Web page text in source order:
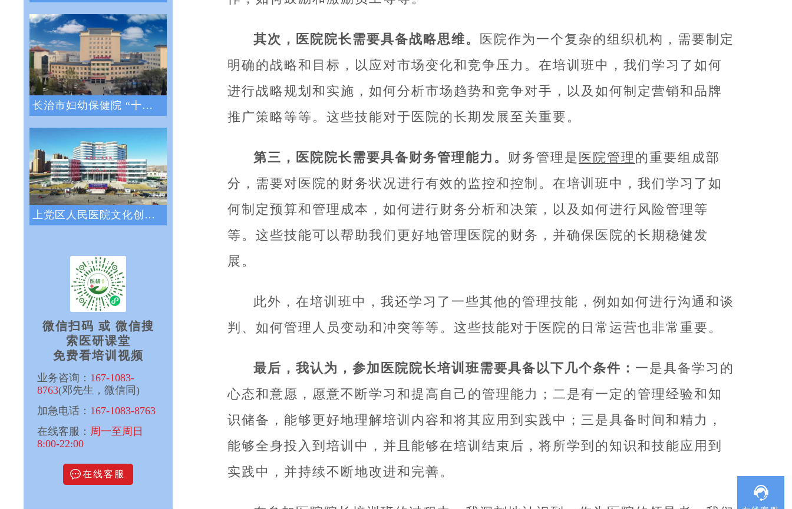
长治市妇幼保健院 “十四五”医院战略与绩
上党区人民医院文化创新咨询项目正式启动
微信扫码 或 微信搜
索医研课堂
免费看培训视频
业务咨询： 167-1083-
8763(邓先生，微信同)
加急电话： 167-1083-8763
在线客服： 周一至周日
8:00-22:00
在线客服
其次，医院院长需要具备战略思维。
医院作为一个复杂的组织机构，需要制定
明确的战略和目标，以应对市场变化和竞争压力。在培训班中，我们学习了如何
进行战略规划和实施，如何分析市场趋势和竞争对手，以及如何制定营销和品牌
推广策略等等。这些技能对于医院的长期发展至关重要。
第三，医院院长需要具备财务管理能力。 财务管理是 医院管理 的重要组成部
分，需要对医院的财务状况进行有效的监控和控制。在培训班中，我们学习了如
何制定预算和管理成本，如何进行财务分析和决策，以及如何进行风险管理等
等。这些技能可以帮助我们更好地管理医院的财务，并确保医院的长期稳健发
展。
此外，在培训班中，我还学习了一些其他的管理技能，例如如何进行沟通和谈
判、如何管理人员变动和冲突等等。这些技能对于医院的日常运营也非常重要。
最后，我认为，参加医院院长培训班需要具备以下几个条件： 一是具备学习的
心态和意愿，愿意不断学习和提高自己的管理能力；二是有一定的管理经验和知
识储备，能够更好地理解培训内容和将其应用到实践中；三是具备时间和精力，
能够全身投入到培训中，并且能够在培训结束后，将所学到的知识和技能应用到
实践中，并持续不断地改进和完善。